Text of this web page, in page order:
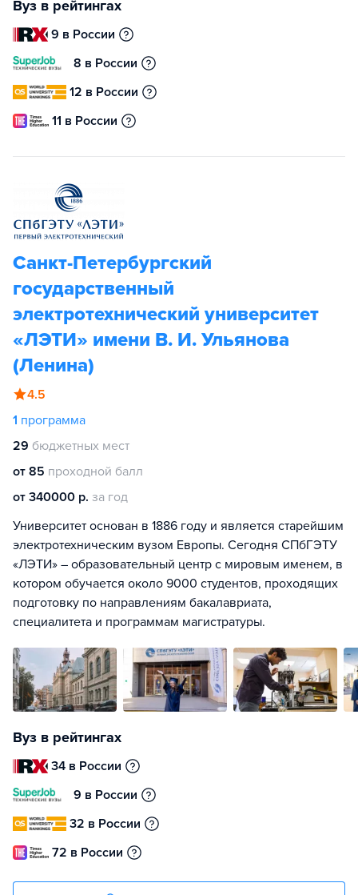
Вуз в рейтингах
9 в России
8 в России
12 в России
11 в России
Санкт-Петербургский
государственный
электротехнический университет
«ЛЭТИ» имени В. И. Ульянова
(Ленина)
4.5
1 программа
29 бюджетных мест
от 85 проходной балл
от 340000 р. за год
Университет основан в 1886 году и является старейшим
электротехническим вузом Европы. Сегодня СПбГЭТУ
«ЛЭТИ» – образовательный центр с мировым именем, в
котором обучается около 9000 студентов, проходящих
подготовку по направлениям бакалавриата,
специалитета и программам магистратуры.
Вуз в рейтингах
34 в России
9 в России
32 в России
72 в России